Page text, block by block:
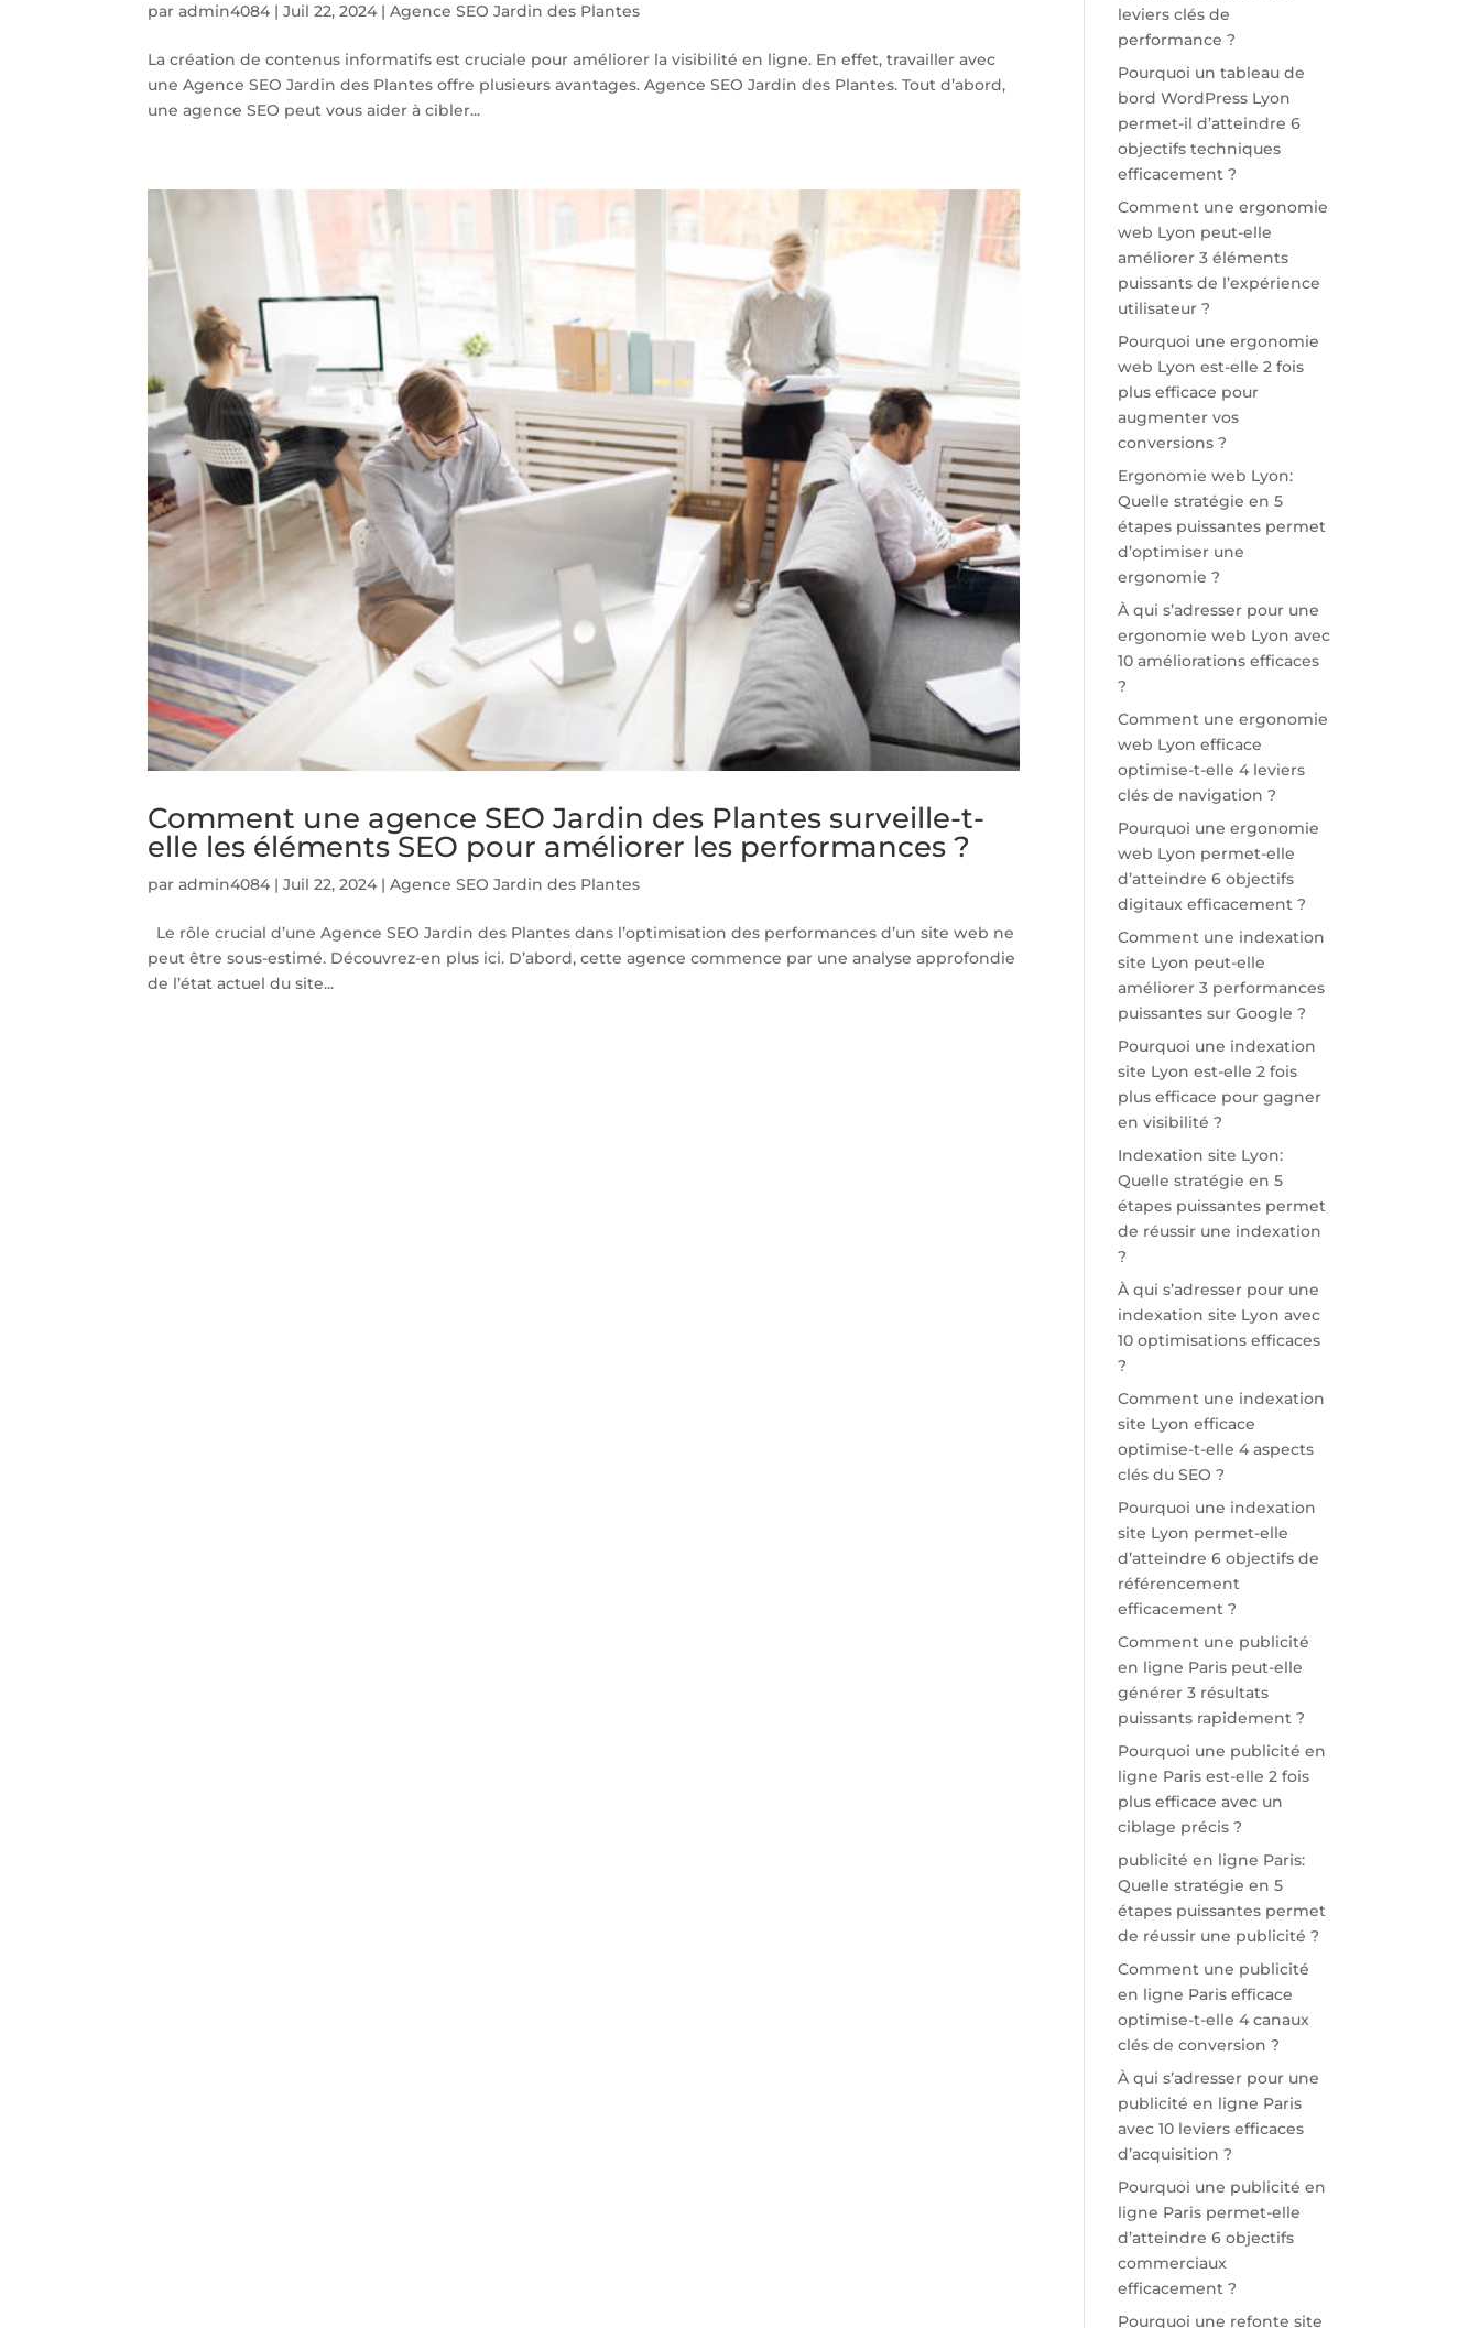
paradmin4084 |Juil 22, 2024 |Agence SEO Jardin des Plantes
La création de contenus informatifs est cruciale pour améliorer la visibilité en ligne. En effet, travailler avec
une Agence SEO Jardin des Plantes offre plusieurs avantages. Agence SEO Jardin des Plantes. Tout d’abord,
une agence SEO peut vous aider à cibler...
Comment une agence SEO Jardin des Plantes surveille-t-
elle les éléments SEO pour améliorer les performances ?
paradmin4084 |Juil 22, 2024 |Agence SEO Jardin des Plantes
Le rôle crucial d’une Agence SEO Jardin des Plantes dans l’optimisation des performances d’un site web ne
peut être sous-estimé. Découvrez-en plus ici. D’abord, cette agence commence par une analyse approfondie
de l’état actuel du site...
leviers clés de
performance ?
Pourquoi un tableau de
bord WordPress Lyon
permet-il d’atteindre 6
objectifs techniques
efficacement ?
Comment une ergonomie
web Lyon peut-elle
améliorer 3 éléments
puissants de l’expérience
utilisateur ?
Pourquoi une ergonomie
web Lyon est-elle 2 fois
plus efficace pour
augmenter vos
conversions ?
Ergonomie web Lyon:
Quelle stratégie en 5
étapes puissantes permet
d’optimiser une
ergonomie ?
À qui s’adresser pour une
ergonomie web Lyon avec
10 améliorations efficaces
?
Comment une ergonomie
web Lyon efficace
optimise-t-elle 4 leviers
clés de navigation ?
Pourquoi une ergonomie
web Lyon permet-elle
d’atteindre 6 objectifs
digitaux efficacement ?
Comment une indexation
site Lyon peut-elle
améliorer 3 performances
puissantes sur Google ?
Pourquoi une indexation
site Lyon est-elle 2 fois
plus efficace pour gagner
en visibilité ?
Indexation site Lyon:
Quelle stratégie en 5
étapes puissantes permet
de réussir une indexation
?
À qui s’adresser pour une
indexation site Lyon avec
10 optimisations efficaces
?
Comment une indexation
site Lyon efficace
optimise-t-elle 4 aspects
clés du SEO ?
Pourquoi une indexation
site Lyon permet-elle
d’atteindre 6 objectifs de
référencement
efficacement ?
Comment une publicité
en ligne Paris peut-elle
générer 3 résultats
puissants rapidement ?
Pourquoi une publicité en
ligne Paris est-elle 2 fois
plus efficace avec un
ciblage précis ?
publicité en ligne Paris:
Quelle stratégie en 5
étapes puissantes permet
de réussir une publicité ?
Comment une publicité
en ligne Paris efficace
optimise-t-elle 4 canaux
clés de conversion ?
À qui s’adresser pour une
publicité en ligne Paris
avec 10 leviers efficaces
d’acquisition ?
Pourquoi une publicité en
ligne Paris permet-elle
d’atteindre 6 objectifs
commerciaux
efficacement ?
Pourquoi une refonte site